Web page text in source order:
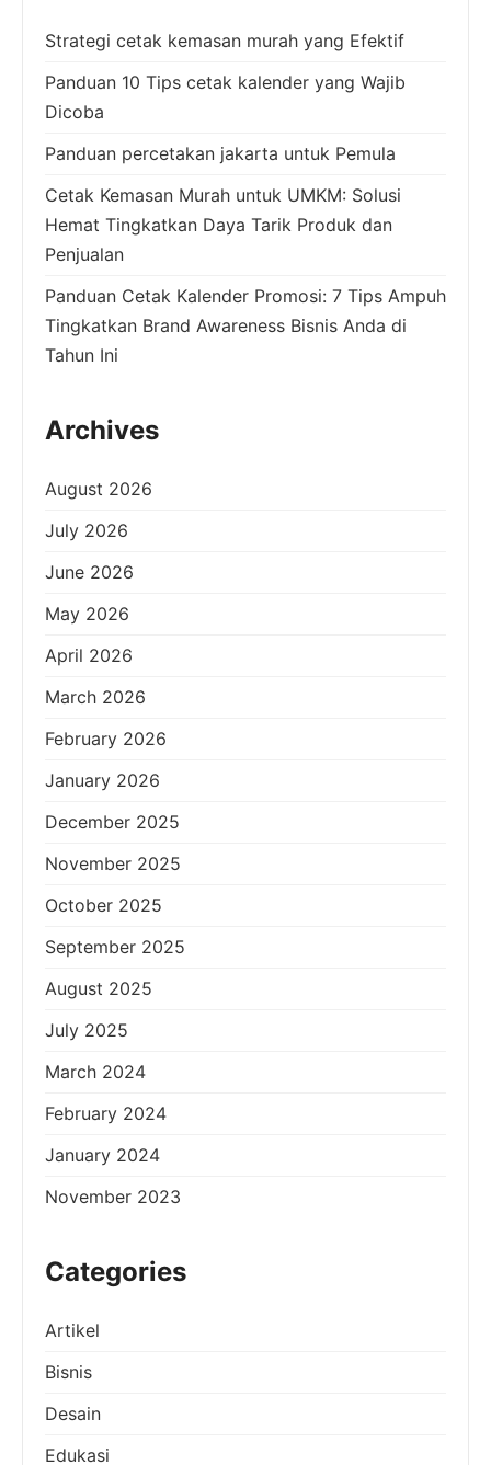
Strategi cetak kemasan murah yang Efektif
Panduan 10 Tips cetak kalender yang Wajib
Dicoba
Panduan percetakan jakarta untuk Pemula
Cetak Kemasan Murah untuk UMKM: Solusi
Hemat Tingkatkan Daya Tarik Produk dan
Penjualan
Panduan Cetak Kalender Promosi: 7 Tips Ampuh
Tingkatkan Brand Awareness Bisnis Anda di
Tahun Ini
Archives
August 2026
July 2026
June 2026
May 2026
April 2026
March 2026
February 2026
January 2026
December 2025
November 2025
October 2025
September 2025
August 2025
July 2025
March 2024
February 2024
January 2024
November 2023
Categories
Artikel
Bisnis
Desain
Edukasi